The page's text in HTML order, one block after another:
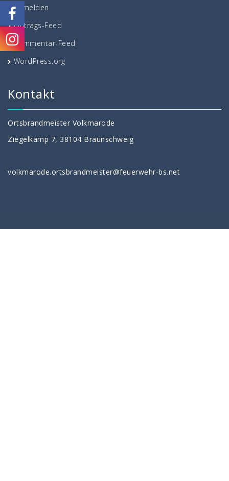
Anmelden
Eintrags-Feed
Kommentar-Feed
WordPress.org
Kontakt
Ortsbrandmeister Volkmarode
Ziegelkamp 7, 38104 Braunschweig
volkmarode.ortsbrandmeister@feuerwehr-bs.net